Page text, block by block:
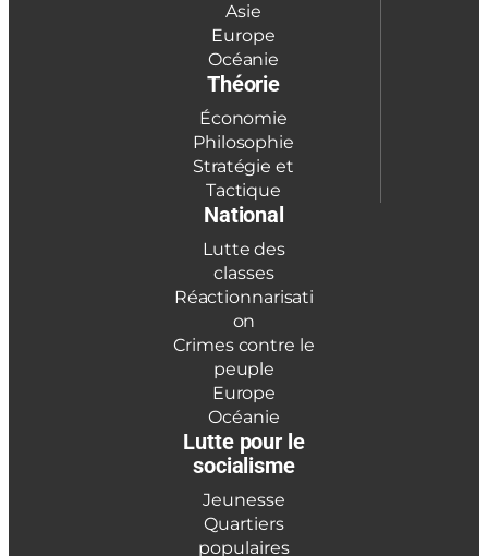
Asie
Europe
Océanie
Théorie
Économie
Philosophie
Stratégie et
Tactique
National
Lutte des
classes
Réactionnarisati
on
Crimes contre le
peuple
Europe
Océanie
Lutte pour le
socialisme
Jeunesse
Quartiers
populaires